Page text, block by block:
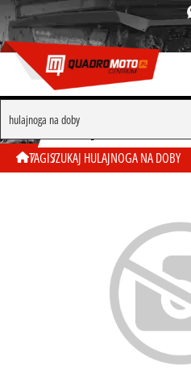
SZUKAJ WG TAGU
TAGISZUKAJ HULAJNOGA NA DOBY